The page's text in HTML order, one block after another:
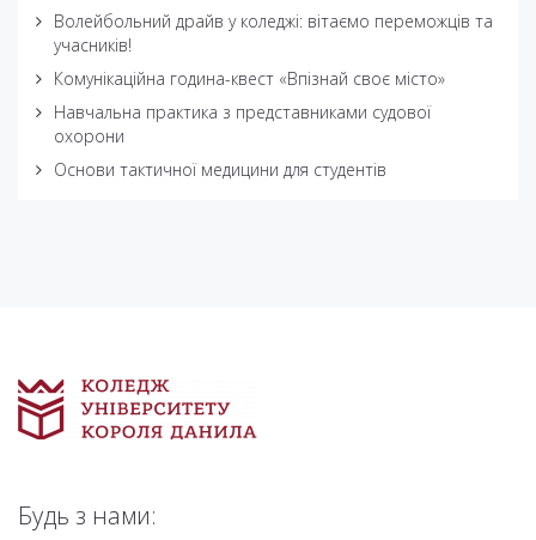
Волейбольний драйв у коледжі: вітаємо переможців та
учасників!
Комунікаційна година-квест «Впізнай своє місто»
Навчальна практика з представниками судової
охорони
Основи тактичної медицини для студентів
Будь з нами: